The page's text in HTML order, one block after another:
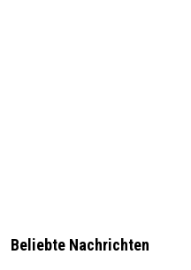
Beliebte Nachrichten